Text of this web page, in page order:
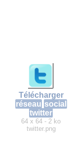
Télécharger
réseau social
twitter
64 x 64 - 2 ko
twitter.png